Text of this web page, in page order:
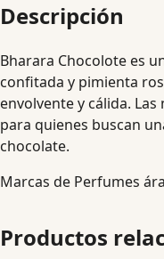
Descripción
Bharara Chocolote es
confitada y pimienta
envolvente y cálida.
para quienes buscan
chocolate.
Marcas de Perfumes
Productos